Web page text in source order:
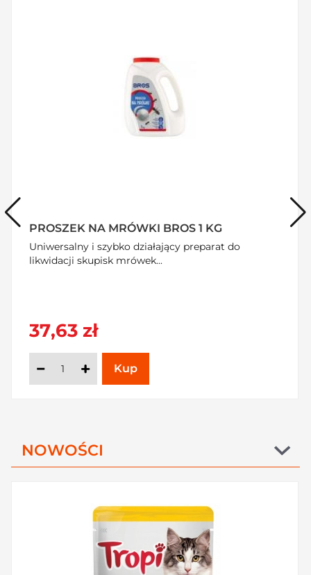
ML
Preparat przeznaczony jest do likwidacji gniazd os i
szerszeni. Specjalna dysza umożliwia rozpylanie
14,65 zł
NOWOŚCI